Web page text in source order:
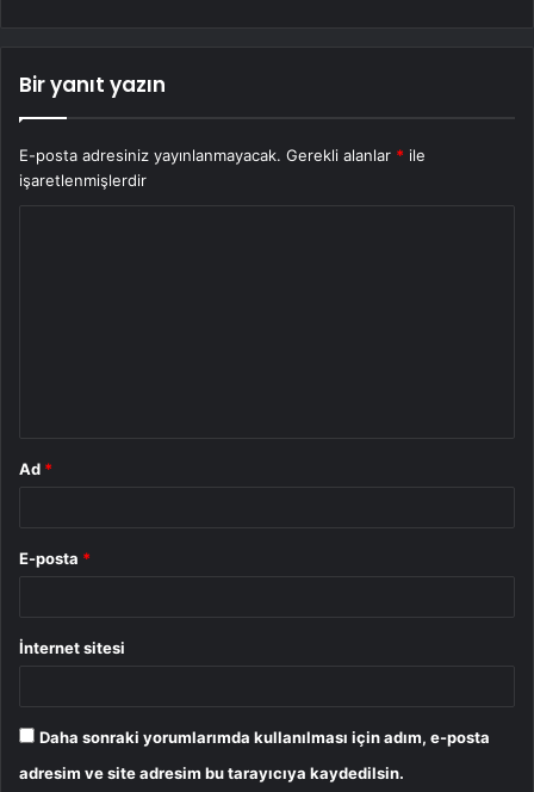
Bir yanıt yazın
E-posta adresiniz yayınlanmayacak. Gerekli alanlar * ile
işaretlenmişlerdir
Ad *
E-posta *
İnternet sitesi
Daha sonraki yorumlarımda kullanılması için adım, e-posta
adresim ve site adresim bu tarayıcıya kaydedilsin.